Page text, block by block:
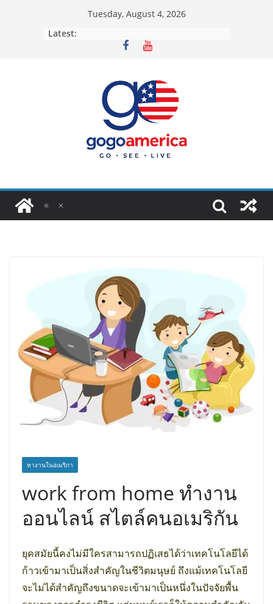
Tuesday, August 4, 2026
Latest:
หางานในอเมริกา
work from home ทำงาน
ออนไลน์ สไตล์คนอเมริกัน
ยุคสมัยนี้คงไม่มีใครสามารถปฏิเสธได้ว่าเทคโนโลยีได้
ก้าวเข้ามาเป็นสิ่งสำคัญในชีวิตมนุษย์ ถึงแม้เทคโนโลยี
จะไม่ได้สำคัญถึงขนาดจะเข้ามาเป็นหนึ่งในปัจจัยพื้น